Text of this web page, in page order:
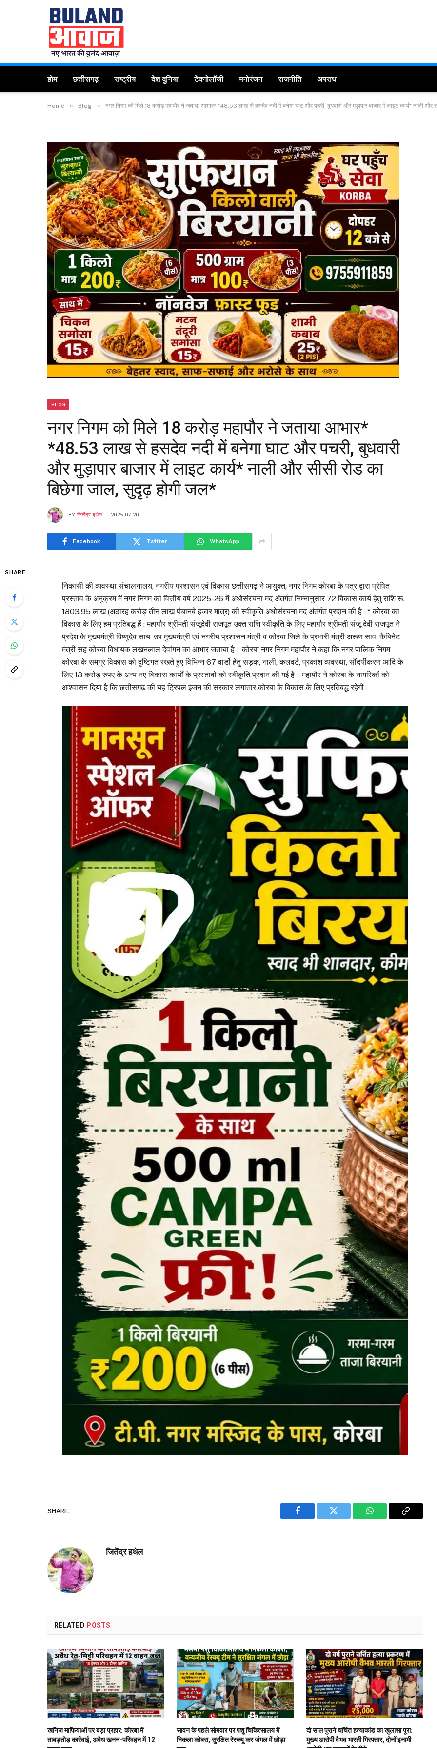
होम छत्तीसगढ़ राष्ट्रीय देश दुनिया टेक्नोलॉजी मनोरंजन राजनीति अपराध
Home » Blog » नगर निगम को मिले 18 करोड़ महापौर ने जताया आभार* *48.53 लाख से हसदेव नदी में बनेगा घाट और पचरी, बुधवारी और मुड़ापार बाजार में लाइट कार्य* नाली और
BLOG
नगर निगम को मिले 18 करोड़ महापौर ने जताया आभार*
*48.53 लाख से हसदेव नदी में बनेगा घाट और पचरी, बुधवारी
और मुड़ापार बाजार में लाइट कार्य* नाली और सीसी रोड का
बिछेगा जाल, सुदृढ़ होगी जल*
BY जितेंद्र हथेल 2025-07-20
Facebook Twitter WhatsApp
SHARE
निकासी की व्यवस्था संचालनालय, नगरीय प्रशासन एवं विकास छत्तीसगढ़ ने आयुक्त, नगर निगम कोरबा के पत्र द्वारा प्रेषित
प्रस्ताव के अनुक्रम में नगर निगम को वित्तीय वर्ष 2025-26 में अधोसंरचना मद अंतर्गत निम्नानुसार 72 विकास कार्य हेतु राशि रू.
1803.95 लाख (अठारह करोड़ तीन लाख पंचानबे हजार मात्र) की स्वीकृति अधोसंरचना मद अंतर्गत प्रदान की है।* कोरबा का
विकास के लिए हम प्रतिबद्ध हैं : महापौर श्रीमती संजूदेवी राजपूत उक्त राशि स्वीकृति के लिए महापौर श्रीमती संजू देवी राजपूत ने
प्रदेश के मुख्यमंत्री विष्णुदेव साय, उप मुख्यमंत्री एवं नगरीय प्रशासन मंत्री व कोरबा जिले के प्रभारी मंत्री अरूण साव, कैबिनेट
मंत्री सह कोरबा विधायक लखनलाल देवांगन का आभार जताया है। कोरबा नगर निगम महापौर ने कहा कि नगर पालिक निगम
कोरबा के समग्र विकास को दृष्टिगत रखते हुए विभिन्न 67 वार्डो हेतु सड़क, नाली, कलवर्ट, प्रकाश व्यवस्था, सौंदर्यीकरण आदि के
लिए 18 करोड़ रुपए के अन्य नए विकास कार्यों के प्रस्तावो को स्वीकृति प्रदान की गई है। महापौर ने कोरबा के नागरिकों को
आश्वासन दिया है कि छत्तीसगढ़ की यह ट्रिपल इंजन की सरकार लगातार कोरबा के विकास के लिए प्रतिबद्ध रहेगी।
SHARE.
Facebook Twitter WhatsAppCopy
जितेंद्र हथेल
RELATED POSTS
खनिज माफियाओं पर बड़ा प्रहार: कोरबा में
ताबड़तोड़ कार्रवाई, अवैध खनन-परिवहन में 12
सावन के पहले सोमवार पर पशु चिकित्सालय में
निकला कोबरा, सुरक्षित रेस्क्यू कर जंगल में छोड़ा
दो साल पुराने चर्चित हत्याकांड का खुलासा पूरा:
मुख्य आरोपी वैभव भारती गिरफ्तार, दोनों इनामी